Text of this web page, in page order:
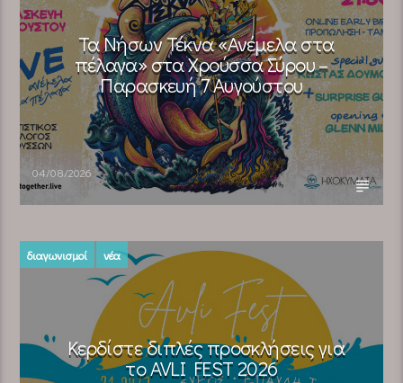
Τα Νήσων Τέκνα «Ανέμελα στα
πέλαγα» στα Χρούσσα Σύρου –
Παρασκευή 7 Αυγούστου
04/08/2026
διαγωνισμοί νέα
Κερδίστε διπλές προσκλήσεις για
το AVLI FEST 2026